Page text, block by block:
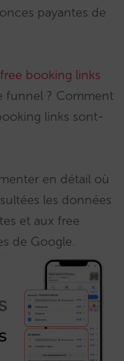
payantes de
free booking links
funnel ? Comment
links sont-
en détail où
les données
et aux free
de Google.